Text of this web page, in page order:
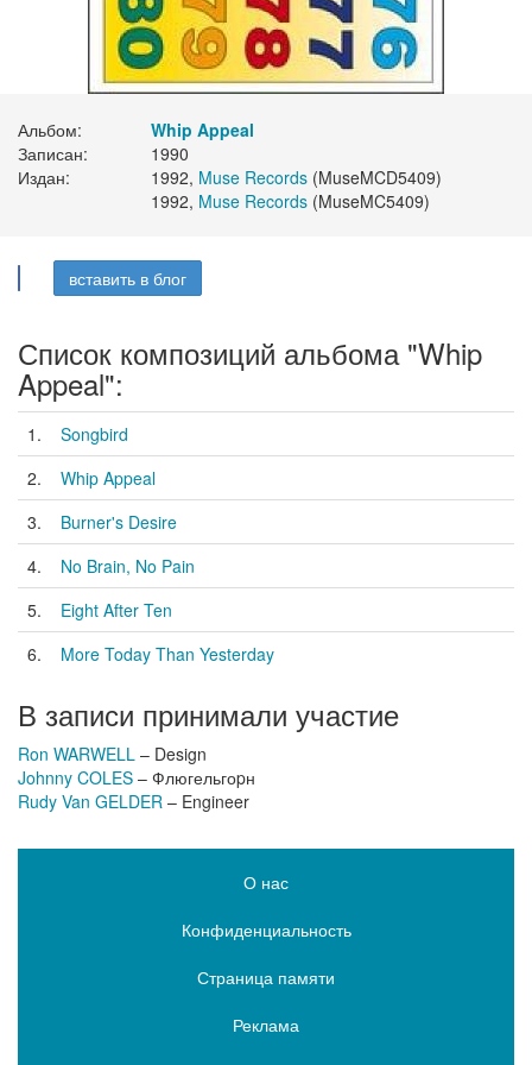
Альбом:
Whip Appeal
Записан:
1990
Издан:
1992, Muse Records (MuseMCD5409)
1992, Muse Records (MuseMC5409)
вставить в блог
Список композиций альбома "Whip
Appeal":
1.
Songbird
2.
Whip Appeal
3.
Burner's Desire
4.
No Brain, No Pain
5.
Eight After Ten
6.
More Today Than Yesterday
В записи принимали участие
Ron WARWELL – Design
Johnny COLES – Флюгельгоpн
Rudy Van GELDER – Engineer
О нас
Конфиденциальность
Страница памяти
Реклама